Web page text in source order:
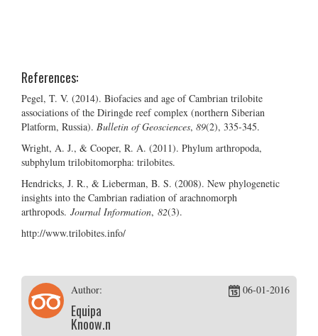
References:
Pegel, T. V. (2014). Biofacies and age of Cambrian trilobite
associations of the Diringde reef complex (northern Siberian
Platform, Russia). Bulletin of Geosciences, 89(2), 335-345.
Wright, A. J., & Cooper, R. A. (2011). Phylum arthropoda,
subphylum trilobitomorpha: trilobites.
Hendricks, J. R., & Lieberman, B. S. (2008). New phylogenetic
insights into the Cambrian radiation of arachnomorph
arthropods. Journal Information, 82(3).
http://www.trilobites.info/
Author:
Equipa
Knoow.net
06-01-2016